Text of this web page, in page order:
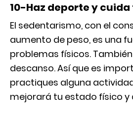
10-Haz deporte y
El sedentarismo, con el
aumento de peso, es una
problemas físicos.
descanso. Así que es
practiques alguna
mejorará tu estado físico y